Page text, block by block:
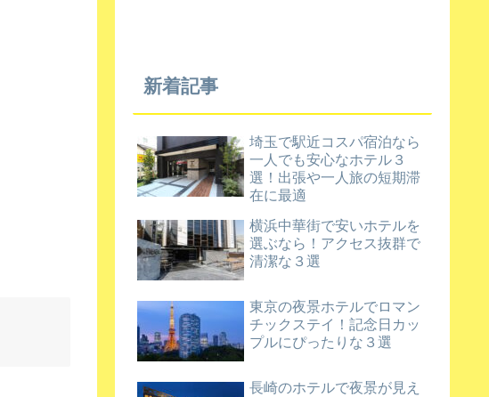
新着記事
埼玉で駅近コスパ宿泊なら
一人でも安心なホテル３
選！出張や一人旅の短期滞
在に最適
横浜中華街で安いホテルを
選ぶなら！アクセス抜群で
清潔な３選
東京の夜景ホテルでロマン
チックステイ！記念日カッ
プルにぴったりな３選
長崎のホテルで夜景が見え